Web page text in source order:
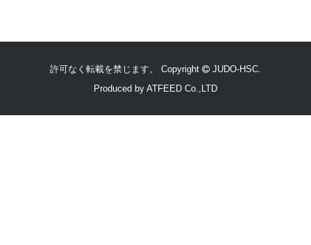
許可なく転載を禁じます。 Copyright
JUDO-HSC.
Produced by ATFEED Co.,LTD